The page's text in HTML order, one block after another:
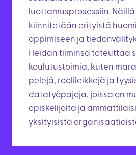
luottamusprosessiin.
kiinnitetään erityistä
oppimiseen ja
Heidän tiiminsä toteuttaa
koulutustoimia, kuten
pelejä, roolileikkejä ja
datatyöpajoja, joissa on
opiskelijoita ja
yksityisistä